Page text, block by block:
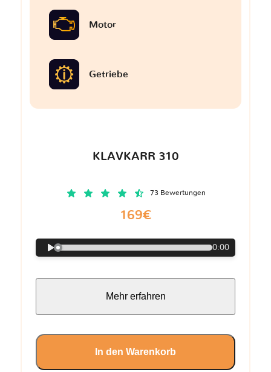
Motor
Getriebe
KLAVKARR 310
73 Bewertungen
169€
0:00
Mehr erfahren
In den Warenkorb